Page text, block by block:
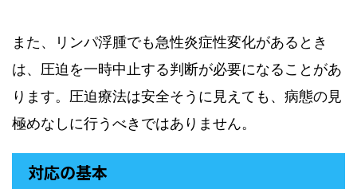
また、リンパ浮腫でも急性炎症性変化があるとき
は、圧迫を一時中止する判断が必要になることがあ
ります。圧迫療法は安全そうに見えても、病態の見
極めなしに行うべきではありません。
対応の基本